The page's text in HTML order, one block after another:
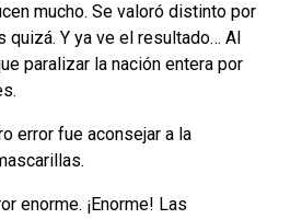
mucho. Se valoró distinto por
quizá. Y ya ve el resultado… Al
paralizar la nación entera por
error fue aconsejar a la
enorme. ¡Enorme! Las